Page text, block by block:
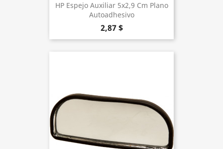
HP Espejo Auxiliar 5x2,9 Cm Plano
Autoadhesivo
2,87 $